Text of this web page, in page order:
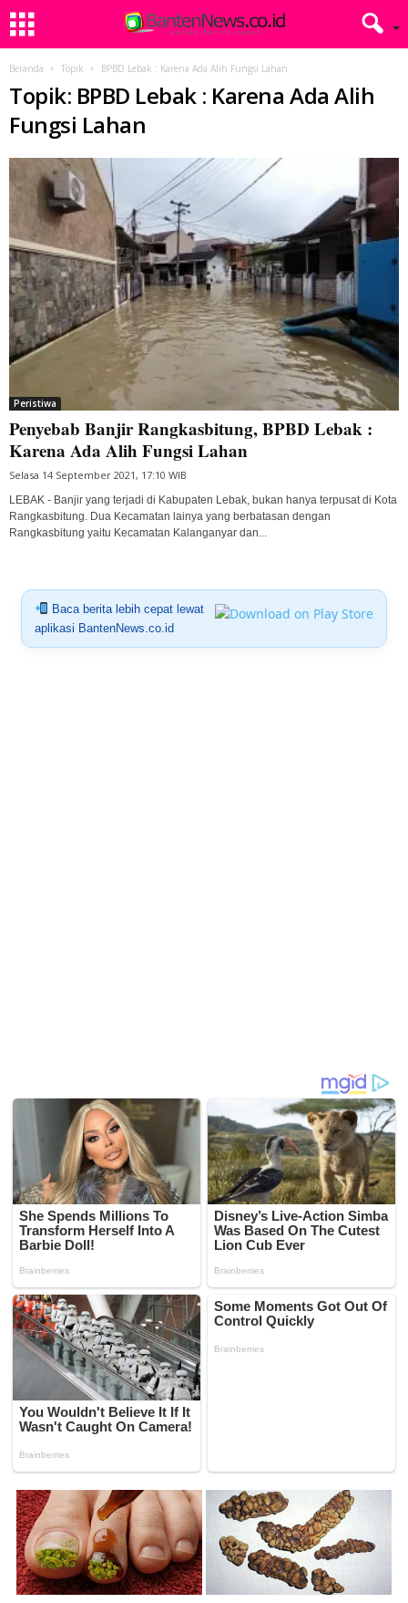
Beranda Topik BPBD Lebak : Karena Ada Alih Fungsi Lahan
Topik: BPBD Lebak : Karena Ada Alih
Fungsi Lahan
Peristiwa
Penyebab Banjir Rangkasbitung, BPBD Lebak :
Karena Ada Alih Fungsi Lahan
Selasa 14 September 2021, 17:10 WIB
LEBAK - Banjir yang terjadi di Kabupaten Lebak, bukan hanya terpusat di Kota
Rangkasbitung. Dua Kecamatan lainya yang berbatasan dengan
Rangkasbitung yaitu Kecamatan Kalanganyar dan...
Baca berita lebih cepat lewat
aplikasi BantenNews.co.id